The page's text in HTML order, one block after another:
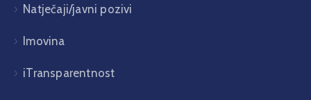
Natječaji/javni pozivi
Imovina
iTransparentnost